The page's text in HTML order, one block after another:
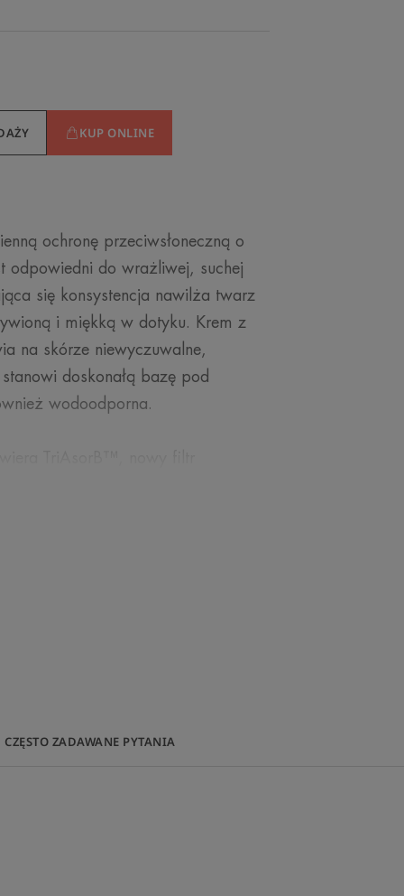
KUP ONLINE
ochronę przeciwsłoneczną o
odpowiedni do wrażliwej, suchej
się konsystencja nawilża twarz
i miękką w dotyku. Krem z
na skórze niewyczuwalne,
doskonałą bazę pod
wodoodporna.
o długości fali do 450 nm.
CZĘSTO ZADAWANE PYTANIA